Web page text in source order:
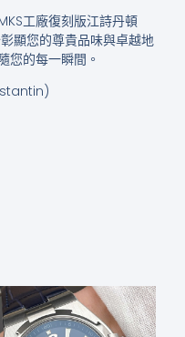
工廠復刻版江詩丹頓
顯您的尊貴品味與卓越地
您的每一瞬間。